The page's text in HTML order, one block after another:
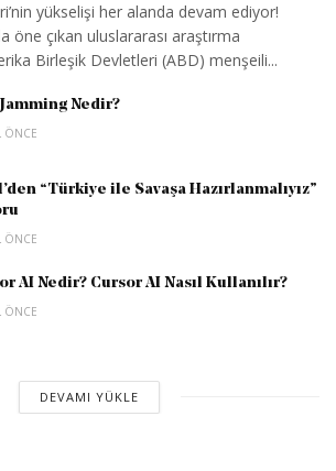
yükselişi her alanda devam ediyor!
öne çıkan uluslararası araştırma
Birleşik Devletleri (ABD) menşeili...
Nedir?
ÖNCE
“Türkiye ile Savaşa Hazırlanmalıyız”
ÖNCE
AI Nedir? Cursor AI Nasıl Kullanılır?
ÖNCE
DEVAMI YÜKLE